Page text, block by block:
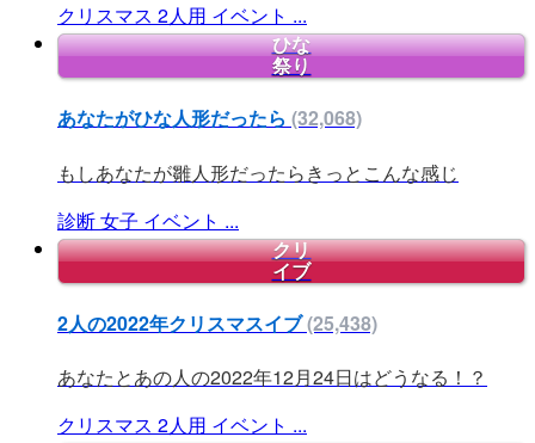
クリスマス 2人用 イベント ...
ひな
祭り
あなたがひな人形だったら (32,068)
もしあなたが雛人形だったらきっとこんな感じ
診断女子 イベント ...
クリ
イブ
2人の2022年クリスマスイブ(25,438)
あなたとあの人の2022年12月24日はどうなる！？
クリスマス 2人用 イベント ...